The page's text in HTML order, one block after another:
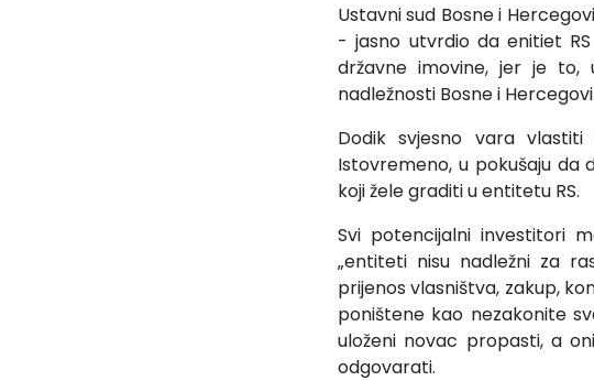
Ustavni sud Bosne i
- jasno utvrdio da enitiet
državne imovine, jer je to,
nadležnosti Bosne i
Dodik svjesno vara
Istovremeno, u pokušaju
koji žele graditi u entitetu RS.
Svi potencijalni investitori
„entiteti nisu nadležni za
prijenos vlasništva, zakup,
poništene kao nezakonite
uloženi novac propasti, a
odgovarati.